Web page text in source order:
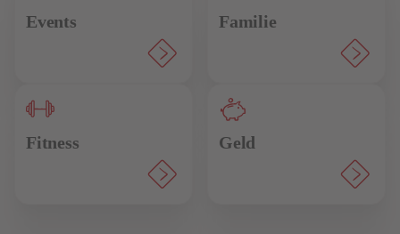
Events Familie
Fitness Geld